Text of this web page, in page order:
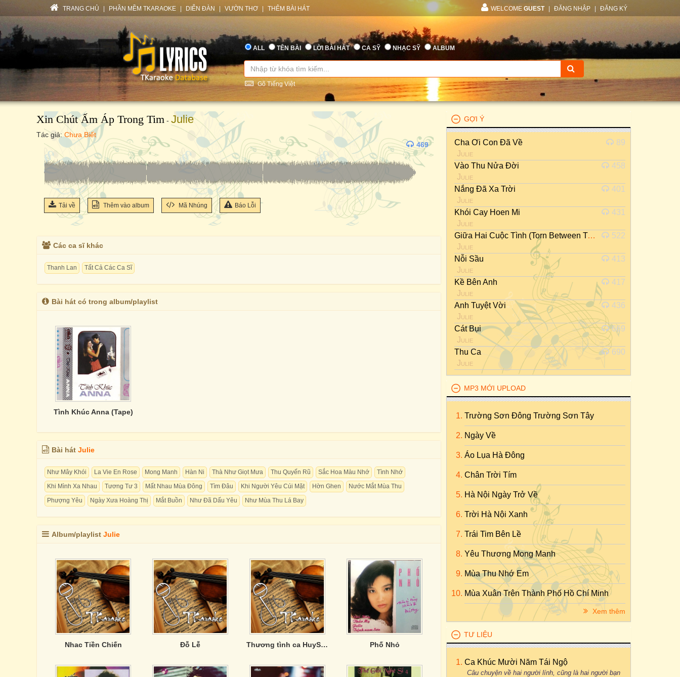
TRANG CHỦ PHẦN MỀM TKARAOKE DIỄN ĐÀN VƯỜN THƠ THÊM BÀI HÁT WELCOME GUEST ĐĂNG NHẬP ĐĂNG KÝ
ALL TÊN BÀI LỜI BÀI HÁT CA SỸ NHẠC SỸ ALBUM
Gõ Tiếng Việt
Xin Chút Ấm Áp Trong Tim - Julie
Tác giả: Chưa Biết
469
Tải về Thêm vào album Mã Nhúng Báo Lỗi
Các ca sĩ khác
Thanh Lan Tất Cả Các Ca Sĩ
Bài hát có trong album/playlist
Tình Khúc Anna (Tape)
Bài hát Julie
Như Mây Khói La Vie En Rose Mong Manh Hàn Ni Thà Như Giọt Mưa Thu Quyến Rũ Sắc Hoa Màu Nhớ
Tình Nhớ
Khi Mình Xa Nhau
Tương Tư 3 Mất Nhau Mùa Đông Tìm Đâu Khi Người Yêu Cúi Mặt Hờn Ghen
Nước Mắt Mùa Thu
Phượng Yêu
Ngày Xưa Hoàng Thị Mắt Buồn Như Đã Dấu Yêu Như Mùa Thu Lá Bay
Album/playlist Julie
Nhac Tiền Chiến Đỗ Lễ Thương tình ca HuySony Phố Nhỏ
GỢI Ý
Cha Ơi Con Đã Về
Julie
89
Vào Thu Nửa Đời
Julie
458
Nắng Đã Xa Trời
Julie
401
Khói Cay Hoen Mi
Julie
431
Giữa Hai Cuộc Tình (Torn Between Two Lovers)
Julie
522
Nỗi Sầu
Julie
413
Kề Bên Anh
Julie
417
Anh Tuyệt Vời
Julie
436
Cát Bụi
Julie
669
Thu Ca
Julie
690
MP3 MỚI UPLOAD
Trường Sơn Đông Trường Sơn Tây
Ngày Về
Áo Lụa Hà Đông
Chân Trời Tím
Hà Nội Ngày Trở Về
Trời Hà Nội Xanh
Trái Tim Bên Lề
Yêu Thương Mong Manh
Mùa Thu Nhớ Em
Mùa Xuân Trên Thành Phố Hồ Chí Minh
Xem thêm
TƯ LIỆU
Ca Khúc Mười Năm Tái Ngộ
Câu chuyện về hai người lính, cũng là hai người bạn